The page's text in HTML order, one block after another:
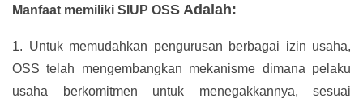
Manfaat memiliki SIUP OSS Adalah:
1. Untuk memudahkan pengurusan berbagai izin usaha,
OSS telah mengembangkan mekanisme dimana pelaku
usaha berkomitmen untuk menegakkannya, sesuai